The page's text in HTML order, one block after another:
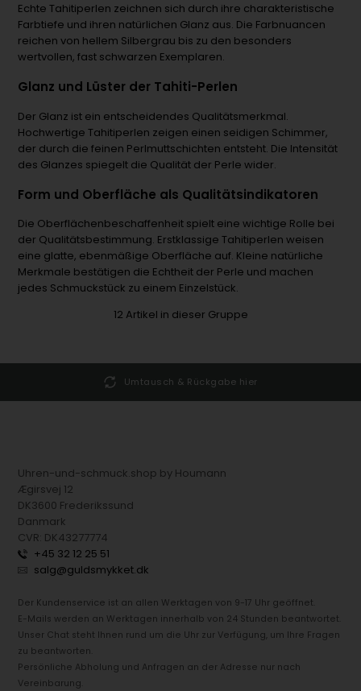
Echte Tahitiperlen zeichnen sich durch ihre charakteristische
Farbtiefe und ihren natürlichen Glanz aus. Die Farbnuancen
reichen von hellem Silbergrau bis zu den besonders
wertvollen, fast schwarzen Exemplaren.
Glanz und Lüster der Tahiti-Perlen
Der Glanz ist ein entscheidendes Qualitätsmerkmal.
Hochwertige Tahitiperlen zeigen einen seidigen Schimmer,
der durch die feinen Perlmuttschichten entsteht. Die Intensität
des Glanzes spiegelt die Qualität der Perle wider.
Form und Oberfläche als Qualitätsindikatoren
Die Oberflächenbeschaffenheit spielt eine wichtige Rolle bei
der Qualitätsbestimmung. Erstklassige Tahitiperlen weisen
eine glatte, ebenmäßige Oberfläche auf. Kleine natürliche
Merkmale bestätigen die Echtheit der Perle und machen
jedes Schmuckstück zu einem Einzelstück.
12 Artikel in dieser Gruppe
Umtausch & Rückgabe hier
Uhren-und-schmuck.shop by Houmann
Ægirsvej 12
DK3600 Frederikssund
Danmark
CVR: DK43277774
+45 32 12 25 51
salg@guldsmykket.dk
Der Kundenservice ist an allen Werktagen von 9-17 Uhr geöffnet.
E-Mails werden an Werktagen innerhalb von 24 Stunden beantwortet.
Unser Chat steht Ihnen rund um die Uhr zur Verfügung, um Ihre Fragen
zu beantworten.
Persönliche Abholung und Anfragen an der Adresse nur nach
Vereinbarung.